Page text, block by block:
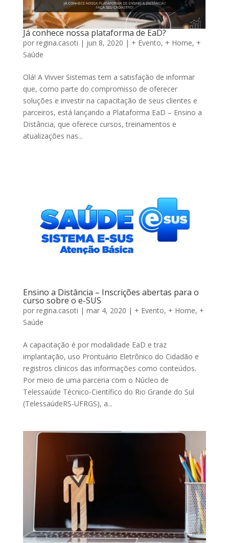
Já conhece nossa plataforma de EaD?
por regina.casoti | jun 8, 2020 | + Evento, + Home, +
Saúde
Olá! A Vivver Sistemas tem a satisfação de informar
que, como parte do compromisso de oferecer
soluções e investir na capacitação de seus clientes e
parceiros, está lançando a Plataforma EaD – Ensino a
Distância, que oferece cursos, treinamentos e
atualizações nas...
Ensino a Distância – Inscrições abertas para o
curso sobre o e-SUS
por regina.casoti | mar 4, 2020 | + Evento, + Home, +
Saúde
A capacitação é por modalidade EaD e traz
implantação, uso Prontuário Eletrônico do Cidadão e
registros clínicos das informações como conteúdos.
Por meio de uma parceria com o Núcleo de
Telessaúde Técnico-Científico do Rio Grande do Sul
(TelessaúdeRS-UFRGS), a...